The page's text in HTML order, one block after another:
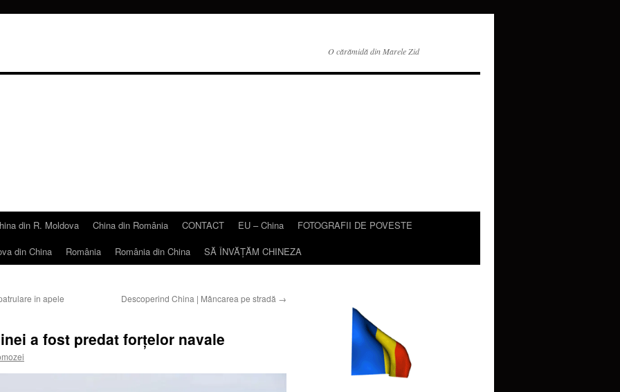
O cărămidă din Marele Zid
din R. Moldova China din România CONTACT EU – China
FOTOGRAFII DE POVESTE
din China România România din China SĂ ÎNVĂŢĂM CHINEZA
în apele
Descoperind China | Mâncarea pe stradă →
a fost predat forţelor navale